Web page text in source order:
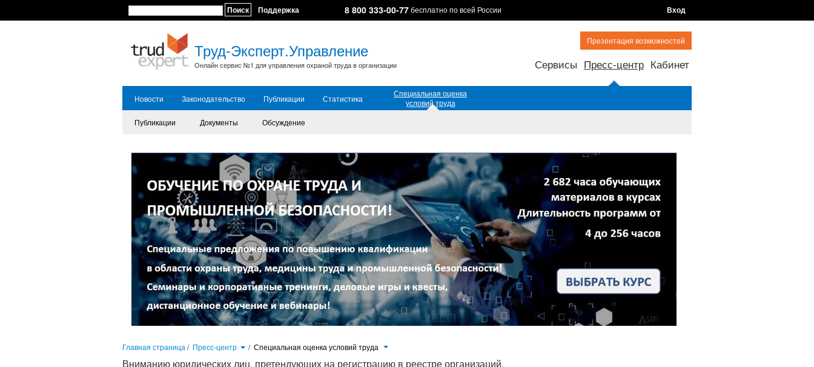
Поиск Поддержка 8 800 333-00-77бесплатно по всей России Вход
Труд-Эксперт.Управление
Онлайн сервис №1 для управления охраной труда в организации
Презентация возможностей
Сервисы Пресс-центр Кабинет
Новости Законодательство Публикации Статистика
Специальная оценка
условий труда
Публикации
Документы Обсуждение
Главная страница / Пресс-центр / Специальная оценка условий труда
Вниманию юридических лиц, претендующих на регистрацию в реестре организаций,